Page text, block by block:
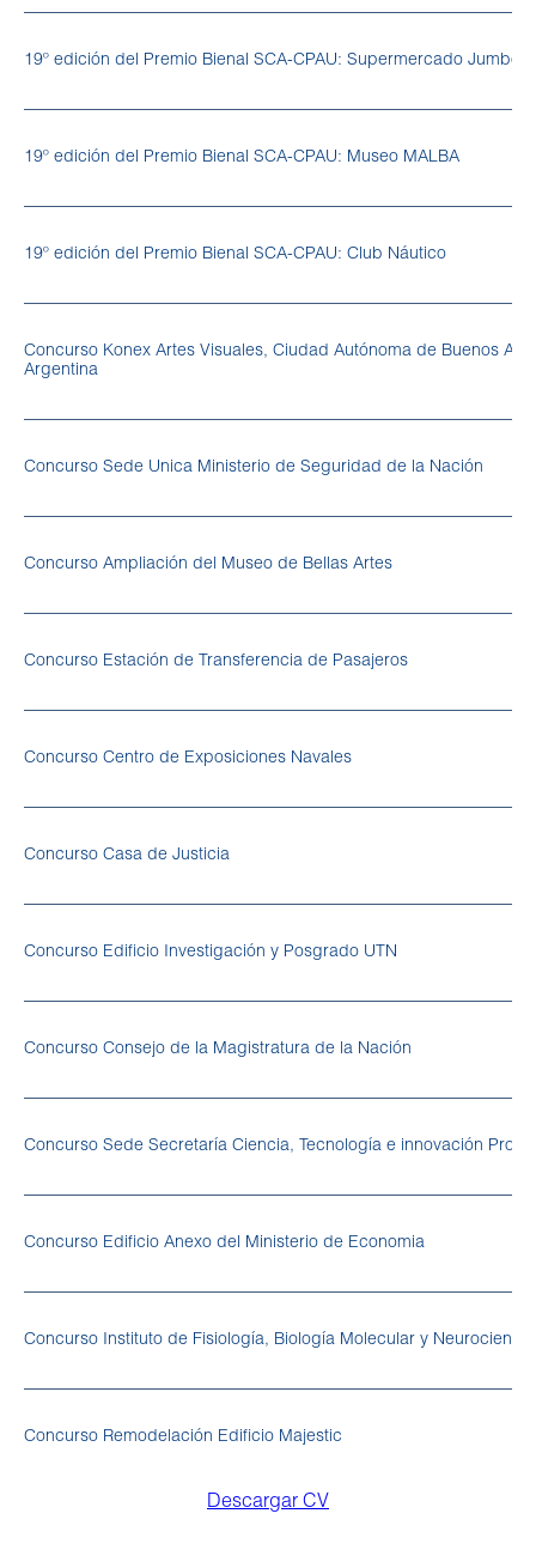
19º edición del Premio Bienal SCA-CPAU: Supermercado Jumbo
19º edición del Premio Bienal SCA-CPAU: Museo MALBA
19º edición del Premio Bienal SCA-CPAU: Club Náutico
Concurso Konex Artes Visuales, Ciudad Autónoma de Buenos
Argentina
Concurso Sede Unica Ministerio de Seguridad de la Nación
Concurso Ampliación del Museo de Bellas Artes
Concurso Estación de Transferencia de Pasajeros
Concurso Centro de Exposiciones Navales
Concurso Casa de Justicia
Concurso Edificio Investigación y Posgrado UTN
Concurso Consejo de la Magistratura de la Nación
Concurso Sede Secretaría Ciencia, Tecnología e innovación
Concurso Edificio Anexo del Ministerio de Economia
Concurso Instituto de Fisiología, Biología Molecular y
Concurso Remodelación Edificio Majestic
Descargar CV